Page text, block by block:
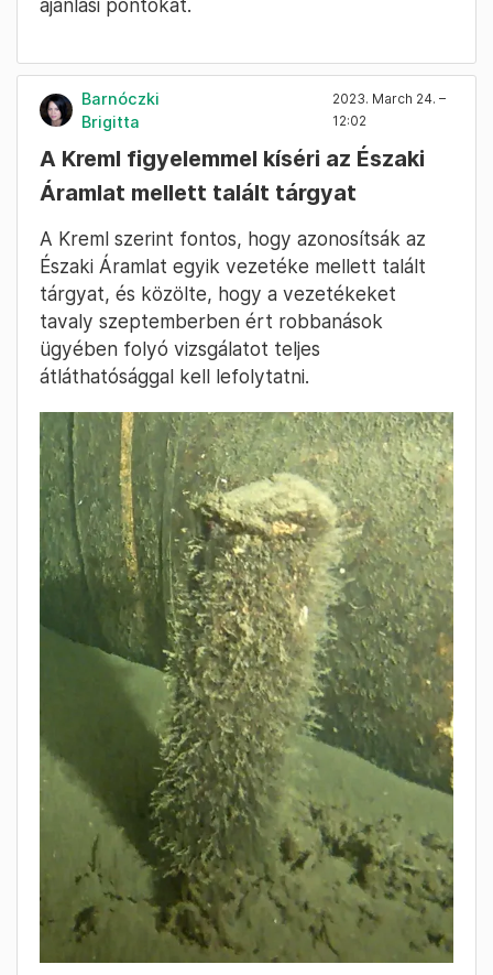
ajánlási pontokat.
Barnóczki
Brigitta
2023. March 24. –
12:02
A Kreml figyelemmel kíséri az Északi
Áramlat mellett talált tárgyat
A Kreml szerint fontos, hogy azonosítsák az
Északi Áramlat egyik vezetéke mellett talált
tárgyat, és közölte, hogy a vezetékeket
tavaly szeptemberben ért robbanások
ügyében folyó vizsgálatot teljes
átláthatósággal kell lefolytatni.